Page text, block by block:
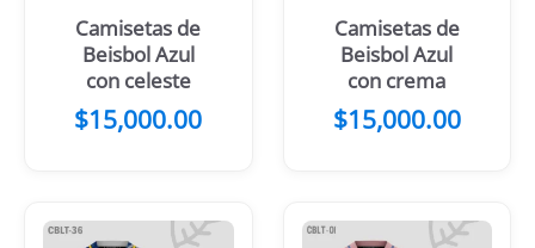
Camisetas de
Beisbol Azul
con celeste
$15,000.00
Camisetas de
Beisbol Azul
con crema
$15,000.00